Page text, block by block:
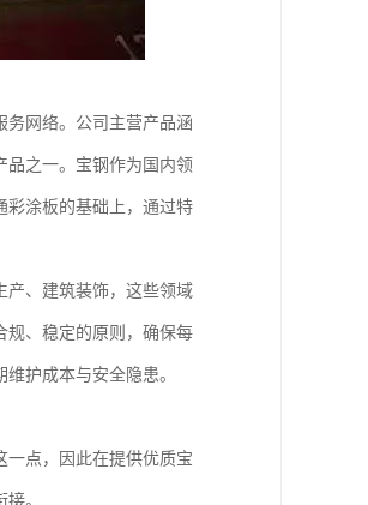
务网络。公司主营产品涵
品之一。宝钢作为国内领
彩涂板的基础上，通过特
产、建筑装饰，这些领域
规、稳定的原则，确保每
护成本与安全隐患。
一点，因此在提供优质宝
。